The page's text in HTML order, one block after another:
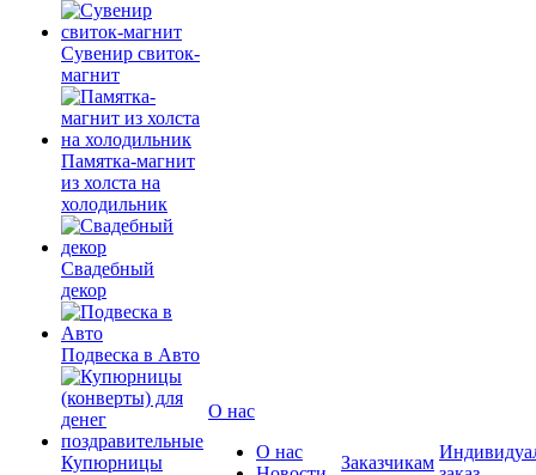
Сувенир свиток-
магнит
Памятка-магнит
из холста на
холодильник
Свадебный
декор
Подвеска в Авто
Купюрницы
О нас
О нас
Заказчикам